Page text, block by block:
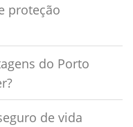
proteção
do Porto
de vida